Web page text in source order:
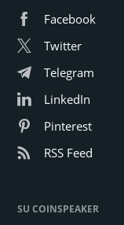
Facebook
Twitter
Telegram
LinkedIn
Pinterest
RSS Feed
SU COINSPEAKER